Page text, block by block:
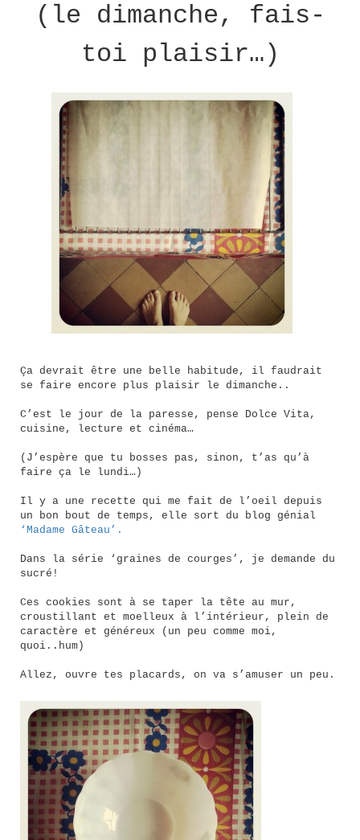
(le dimanche, fais-
toi plaisir…)
Ça devrait être une belle habitude, il faudrait
se faire encore plus plaisir le dimanche..
C’est le jour de la paresse, pense Dolce Vita,
cuisine, lecture et cinéma…
(J’espère que tu bosses pas, sinon, t’as qu’à
faire ça le lundi…)
Il y a une recette qui me fait de l’oeil depuis
un bon bout de temps, elle sort du blog génial
‘Madame Gâteau’.
Dans la série ‘graines de courges’, je demande du
sucré!
Ces cookies sont à se taper la tête au mur,
croustillant et moelleux à l’intérieur, plein de
caractère et généreux (un peu comme moi,
quoi..hum)
Allez, ouvre tes placards, on va s’amuser un peu.